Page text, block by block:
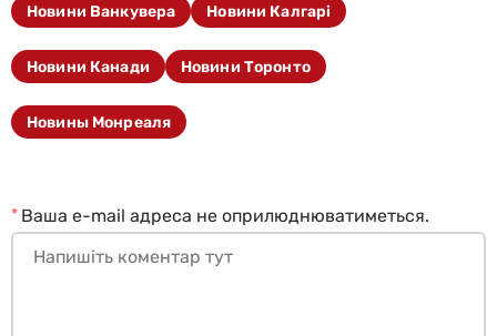
Новини Ванкувера Новини Калгарі
Новини Канади Новини Торонто
Новины Монреаля
Ваша e-mail адреса не оприлюднюватиметься.
*